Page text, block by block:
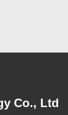
Co., Ltd